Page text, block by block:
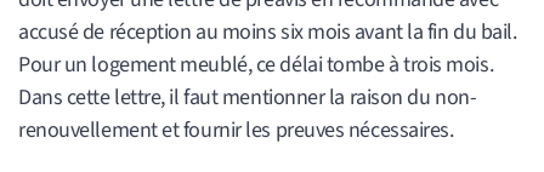
accusé de réception au moins six mois avant la fin du bail.
Pour un logement meublé, ce délai tombe à trois mois.
Dans cette lettre, il faut mentionner la raison du non-
renouvellement et fournir les preuves nécessaires.